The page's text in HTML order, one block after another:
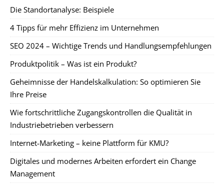
Die Standortanalyse: Beispiele
4 Tipps für mehr Effizienz im Unternehmen
SEO 2024 – Wichtige Trends und Handlungsempfehlungen
Produktpolitik – Was ist ein Produkt?
Geheimnisse der Handelskalkulation: So optimieren Sie
Ihre Preise
Wie fortschrittliche Zugangskontrollen die Qualität in
Industriebetrieben verbessern
Internet-Marketing – keine Plattform für KMU?
Digitales und modernes Arbeiten erfordert ein Change
Management